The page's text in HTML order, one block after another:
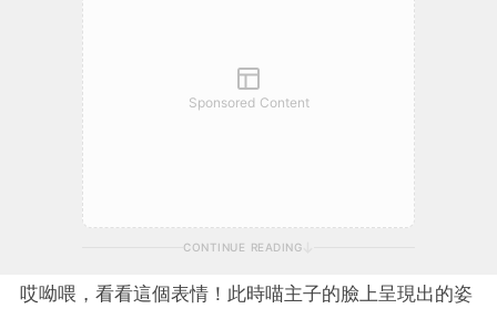
Sponsored Content
CONTINUE READING
哎呦喂，看看這個表情！此時喵主子的臉上呈現出的姿